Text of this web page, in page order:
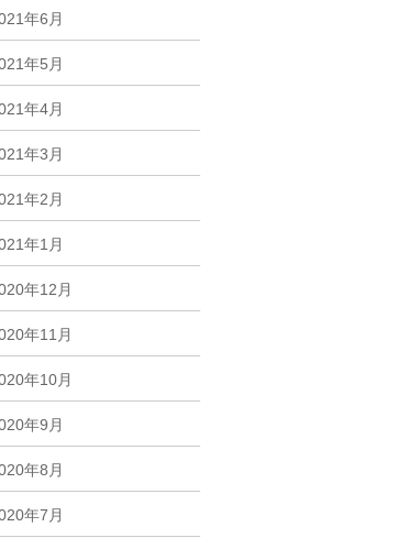
年6月
年5月
年4月
年3月
年2月
年1月
年12月
年11月
年10月
年9月
年8月
年7月